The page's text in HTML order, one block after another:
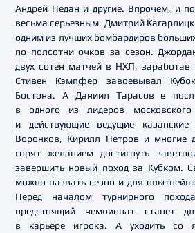
Андрей Педан и другие. Впрочем, и
весьма серьезным. Дмитрий
одним из лучших бомбардиров
по полсотни очков за сезон.
двух сотен матчей в НХЛ,
Стивен Кэмпфер завоевывал
Бостона. А Даниил Тарасов в
в одного из лидеров
и действующие ведущие казанские
Воронков, Кирилл Петров и многие
горят желанием достигнуть
завершить новый поход за Кубком.
можно назвать сезон и для
Перед началом турнирного
предстоящий чемпионат станет
в карьере игрока. А уходить со